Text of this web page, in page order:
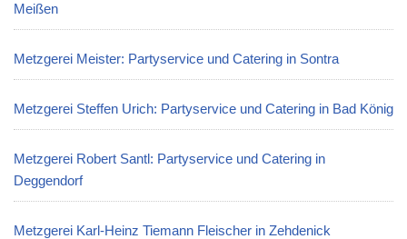
Meißen
Metzgerei Meister: Partyservice und Catering in Sontra
Metzgerei Steffen Urich: Partyservice und Catering in Bad König
Metzgerei Robert Santl: Partyservice und Catering in
Deggendorf
Metzgerei Karl-Heinz Tiemann Fleischer in Zehdenick